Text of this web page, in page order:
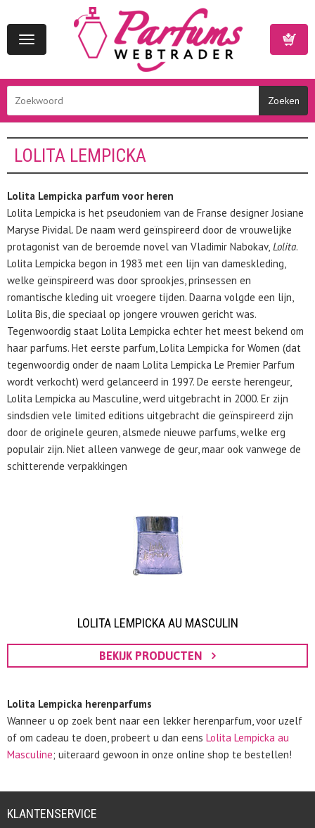
Toggle
navigation
LOLITA LEMPICKA
Lolita Lempicka parfum voor heren
Lolita Lempicka is het pseudoniem van de Franse designer Josiane
Maryse Pividal. De naam werd geïnspireerd door de vrouwelijke
protagonist van de beroemde novel van Vladimir Nabokav, Lolita.
Lolita Lempicka begon in 1983 met een lijn van dameskleding,
welke geïnspireerd was door sprookjes, prinsessen en
romantische kleding uit vroegere tijden. Daarna volgde een lijn,
Lolita Bis, die speciaal op jongere vrouwen gericht was.
Tegenwoordig staat Lolita Lempicka echter het meest bekend om
haar parfums. Het eerste parfum, Lolita Lempicka for Women (dat
tegenwoordig onder de naam Lolita Lempicka Le Premier Parfum
wordt verkocht) werd gelanceerd in 1997. De eerste herengeur,
Lolita Lempicka au Masculine, werd uitgebracht in 2000. Er zijn
sindsdien vele limited editions uitgebracht die geïnspireerd zijn
door de originele geuren, alsmede nieuwe parfums, welke erg
populair zijn. Niet alleen vanwege de geur, maar ook vanwege de
schitterende verpakkingen
LOLITA LEMPICKA AU MASCULIN
BEKIJK PRODUCTEN
Lolita Lempicka herenparfums
Wanneer u op zoek bent naar een lekker herenparfum, voor uzelf
of om cadeau te doen, probeert u dan eens Lolita Lempicka au
Masculine; uiteraard gewoon in onze online shop te bestellen!
KLANTENSERVICE